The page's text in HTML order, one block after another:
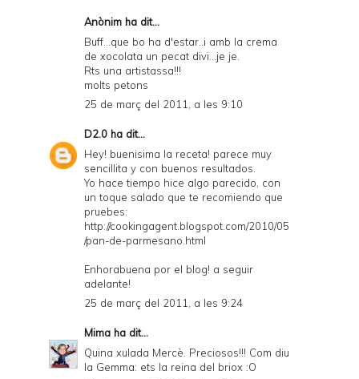
Anònim ha dit...
Buff...que bo ha d'estar..i amb la crema
de xocolata un pecat divi...je je.
Rts una artistassa!!!
molts petons
25 de març del 2011, a les 9:10
D2.0 ha dit...
Hey! buenisima la receta! parece muy
sencillita y con buenos resultados.
Yo hace tiempo hice algo parecido, con
un toque salado que te recomiendo que
pruebes:
http://cookingagent.blogspot.com/2010/05
/pan-de-parmesano.html
Enhorabuena por el blog! a seguir
adelante!
25 de març del 2011, a les 9:24
Mima ha dit...
Quina xulada Mercè. Preciosos!!! Com diu
la Gemma: ets la reina del briox :O